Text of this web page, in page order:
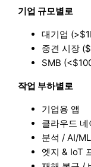
기업 규모별로
대기업
중견 시장
SMB
작업 부하별로
기업용 앱
클라우드
분석 / AI/
엣지 & IoT